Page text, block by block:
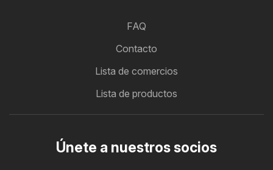
FAQ
Contacto
Lista de comercios
Lista de productos
Únete a nuestros socios